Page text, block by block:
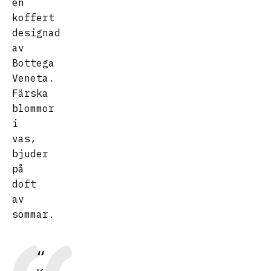
en
koffert
designad
av
Bottega
Veneta.
Färska
blommor
i
vas,
bjuder
på
doft
av
sommar.